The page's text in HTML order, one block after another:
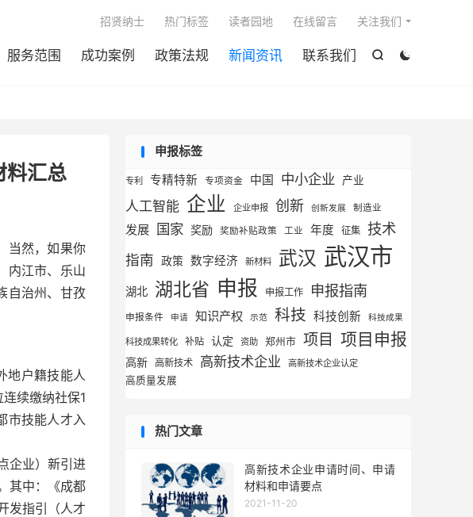


服务范围 成功案例 政策法规 新闻资讯 联系我们
招贤纳士 热门标签 读者园地 在线留言 关注我们
料汇总
当然，如果你
内江市、乐山
自治州、甘孜
地户籍技能人
续缴纳社保1
市技能人才入
企业）新引进
其中：《成都
发指引（人才
申报标签
专利 专精特新 专项资金 中国 中小企业 产业
人工智能 企业 企业申报 创新 创新发展 制造业
发展 国家 奖励 奖励补贴政策 工业 年度 征集 技术
指南 政策 数字经济 新材料 武汉 武汉市
湖北 湖北省 申报 申报工作 申报指南
申报条件 申请 知识产权 示范 科技 科技创新 科技成果
科技成果转化 补贴 认定 资助 郑州市 项目 项目申报
高新 高新技术 高新技术企业 高新技术企业认定
高质量发展
热门文章
高新技术企业申请时间、申请
材料和申请要点
2021-11-20